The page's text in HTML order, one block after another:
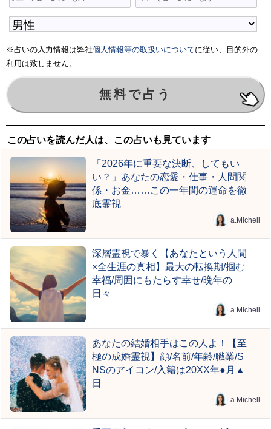
※占いの入力情報は弊社個人情報等の取扱いについてに従い、目的外の
利用は致しません。
この占いを読んだ人は、この占いも見ています
「2026年に重要な決断、してもい
い？」あなたの恋愛・仕事・人間関
係・お金……この一年間の運命を徹
底霊視
a.Michell
深層霊視で暴く【あなたという人間
×全生涯の真相】最大の転換期/掴む
幸福/周囲にもたらす幸せ/晩年の
日々
a.Michell
あなたの結婚相手はこの人よ！【至
極の成婚霊視】顔/名前/年齢/職業/S
NSのアイコン/入籍は20XX年●月▲
日
a.Michell